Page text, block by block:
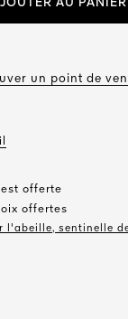
AU PANIER
un point de
offerte
offertes
l'abeille, sentinelle